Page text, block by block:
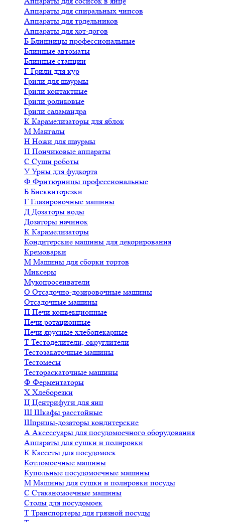
Аппараты для спиральных чипсов
Аппараты для трдельников
Аппараты для хот-догов
Б Блинницы профессиональные
Блинные автоматы
Блинные станции
Г Грили для кур
Грили для шаурмы
Грили контактные
Грили роликовые
Грили саламандра
К Карамелизаторы для яблок
М Мангалы
Н Ножи для шаурмы
П Пончиковые аппараты
С Суши роботы
У Урны для фудкорта
Ф Фритюрницы профессиональные
Б Бисквиторезки
Г Глазировочные машины
Д Дозаторы воды
Дозаторы начинок
К Карамелизаторы
Кондитерские машины для декорирования
Кремоварки
М Машины для сборки тортов
Миксеры
Мукопросеиватели
О Отсадочно-дозировочные машины
Отсадочные машины
П Печи конвекционные
Печи ротационные
Печи ярусные хлебопекарные
Т Тестоделители, округлители
Тестозакаточные машины
Тестомесы
Тестораскаточные машины
Ф Ферментаторы
Х Хлеборезки
Ц Центрифуги для яиц
Ш Шкафы расстойные
Шприцы-дозаторы кондитерские
А Аксессуары для посудомоечного оборудования
Аппараты для сушки и полировки
К Кассеты для посудомоек
Котломоечные машины
Купольные посудомоечные машины
М Машины для сушки и полировки посуды
С Стаканомоечные машины
Столы для посудомоек
Т Транспортеры для грязной посуды